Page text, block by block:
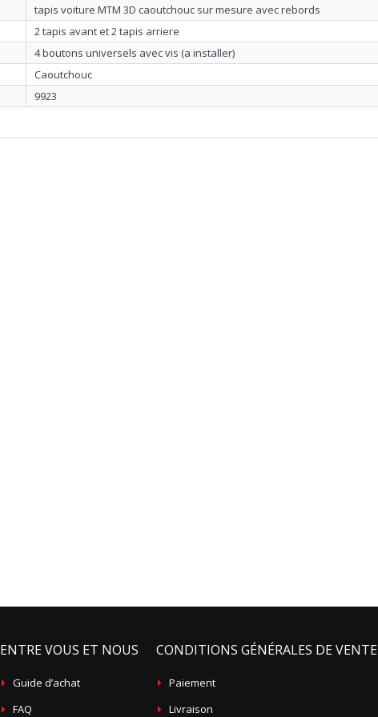
tapis voiture MTM 3D caoutchouc sur mesure avec rebords
2 tapis avant et 2 tapis arriere
4 boutons universels avec vis (a installer)
Caoutchouc
9923
ENTRE VOUS ET NOUS
Guide d’achat
FAQ
CONDITIONS GÉNÉRALES DE VENTE
Paiement
Livraison